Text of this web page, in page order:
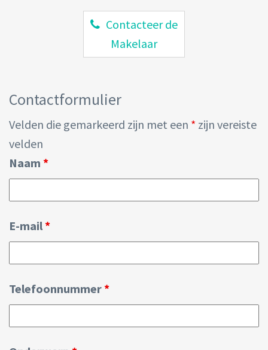
Contacteer de
Makelaar
Contactformulier
Velden die gemarkeerd zijn met een * zijn vereiste
velden
Naam *
E-mail *
Telefoonnummer *